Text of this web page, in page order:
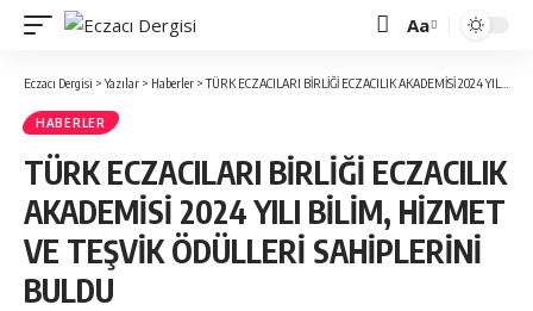
Font
Aa
Eczacı Dergisi >Yazılar > Haberler >TÜRK ECZACILARI BİRLİĞİ ECZACILIK AKADEMİSİ 2024 YILI BİLİM, HİZMET VE TEŞVİK ÖDÜLLERİ SAHİPLERİNİ BULDU
HABERLER
TÜRK ECZACILARI BİRLİĞİ ECZACILIK
AKADEMİSİ 2024 YILI BİLİM, HİZMET
VE TEŞVİK ÖDÜLLERİ SAHİPLERİNİ
BULDU